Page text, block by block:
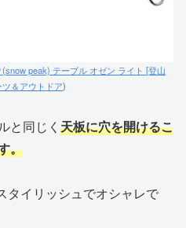
peak) テーブル オゼン ライト [登山
＆アウトドア)
と同じく 天板に穴を開けるこ
。
タイリッシュでオシャレで